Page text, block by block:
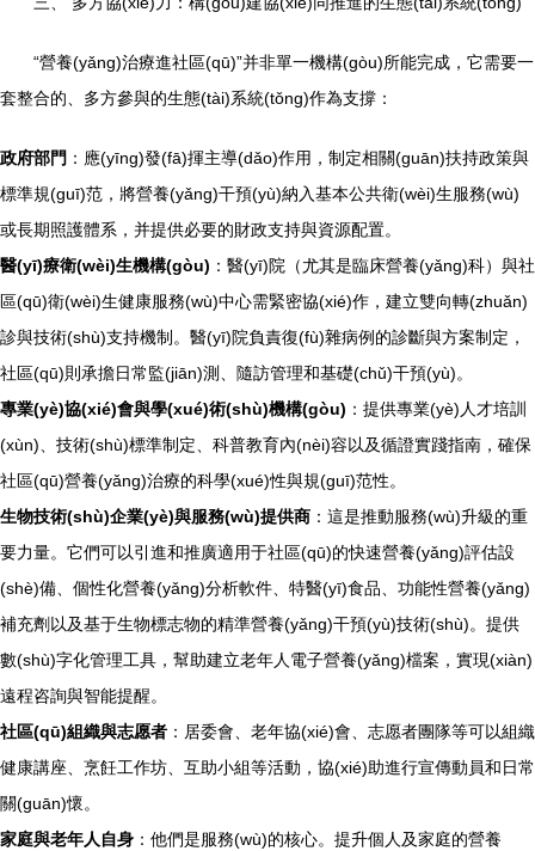
“營養(yǎng)治療進社區(qū)”并非單一機構(gòu)所能完成，它需要一
套整合的、多方參與的生態(tài)系統(tǒng)作為支撐：
政府部門 ：應(yīng)發(fā)揮主導(dǎo)作用，制定相關(guān)扶持政策與
標準規(guī)范，將營養(yǎng)干預(yù)納入基本公共衛(wèi)生服務(wù)
或長期照護體系，并提供必要的財政支持與資源配置。
醫(yī)療衛(wèi)生機構(gòu) ：醫(yī)院（尤其是臨床營養(yǎng)科）與社
區(qū)衛(wèi)生健康服務(wù)中心需緊密協(xié)作，建立雙向轉(zhuǎn)
診與技術(shù)支持機制。醫(yī)院負責復(fù)雜病例的診斷與方案制定，
社區(qū)則承擔日常監(jiān)測、隨訪管理和基礎(chǔ)干預(yù)。
專業(yè)協(xié)會與學(xué)術(shù)機構(gòu) ：提供專業(yè)人才培訓
(xùn)、技術(shù)標準制定、科普教育內(nèi)容以及循證實踐指南，確保
社區(qū)營養(yǎng)治療的科學(xué)性與規(guī)范性。
生物技術(shù)企業(yè)與服務(wù)提供商 ：這是推動服務(wù)升級的重
要力量。它們可以引進和推廣適用于社區(qū)的快速營養(yǎng)評估設
(shè)備、個性化營養(yǎng)分析軟件、特醫(yī)食品、功能性營養(yǎng)
補充劑以及基于生物標志物的精準營養(yǎng)干預(yù)技術(shù)。提供
數(shù)字化管理工具，幫助建立老年人電子營養(yǎng)檔案，實現(xiàn)
遠程咨詢與智能提醒。
社區(qū)組織與志愿者 ：居委會、老年協(xié)會、志愿者團隊等可以組織
健康講座、烹飪工作坊、互助小組等活動，協(xié)助進行宣傳動員和日常
關(guān)懷。
家庭與老年人自身 ：他們是服務(wù)的核心。提升個人及家庭的營養